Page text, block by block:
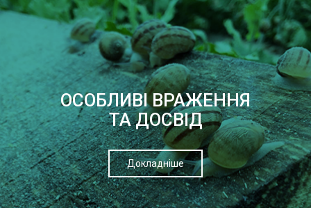
ОСОБЛИВІ ВРАЖЕННЯ
ТА ДОСВІД
Докладніше